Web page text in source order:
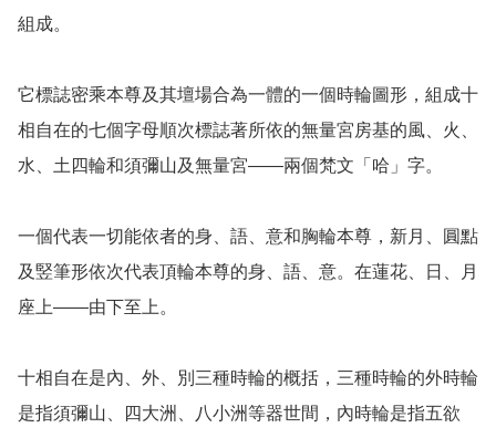
組成。
它標誌密乘本尊及其壇場合為一體的一個時輪圖形，組成十
相自在的七個字母順次標誌著所依的無量宮房基的風、火、
水、土四輪和須彌山及無量宮——兩個梵文「哈」字。
一個代表一切能依者的身、語、意和胸輪本尊，新月、圓點
及竪筆形依次代表頂輪本尊的身、語、意。在蓮花、日、月
座上——由下至上。
十相自在是內、外、別三種時輪的概括，三種時輪的外時輪
是指須彌山、四大洲、八小洲等器世間，內時輪是指五欲